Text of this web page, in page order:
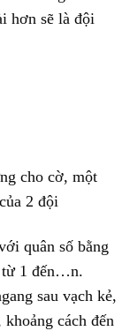
hơn sẽ là đội
cho cờ, một
2 đội
quân số bằng
từ 1 đến…n.
sau vạch kẻ,
cách đến